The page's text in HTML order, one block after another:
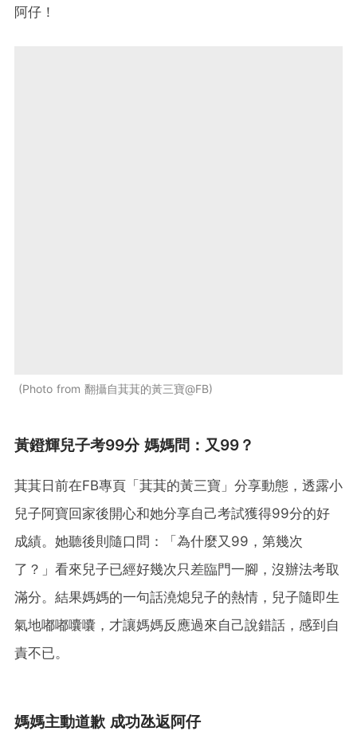
阿仔！
Photo from 翻攝自萁萁的黃三寶@FB
黃鐙輝兒子考99分 媽媽問：又99？
萁萁日前在FB專頁「萁萁的黃三寶」分享動態，透露小
兒子阿寶回家後開心和她分享自己考試獲得99分的好
成績。她聽後則隨口問：「為什麼又99，第幾次
了？」看來兒子已經好幾次只差臨門一腳，沒辦法考取
滿分。結果媽媽的一句話澆熄兒子的熱情，兒子隨即生
氣地嘟嘟囔囔，才讓媽媽反應過來自己說錯話，感到自
責不已。
媽媽主動道歉 成功氹返阿仔